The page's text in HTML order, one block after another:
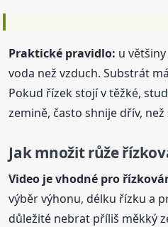
Praktické pravidlo: u
voda než vzduch. Substrát
Pokud řízek stojí v těžké,
zemině, často shnije dřív,
Jak množit růže
Video je vhodné pro
výběr výhonu, délku řízku a
důležité nebrat příliš měkký